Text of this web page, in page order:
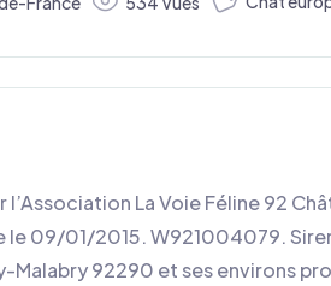
La Voie Féline 92
le 09/01/2015. W921004079.
92290 et ses environs